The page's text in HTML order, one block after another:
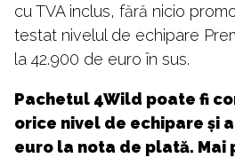
cu TVA inclus, fără nicio
testat nivelul de echipare
la 42.900 de euro în sus.
Pachetul 4Wild poate fi
orice nivel de echipare și
euro la nota de plată. Mai